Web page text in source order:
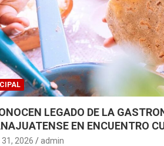
LEGADO DE LA
EN ENCUENTRO
2026 admin